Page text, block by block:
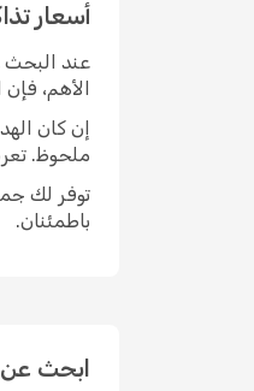
أسعار
عند
الأهم،
إن كان
ملحوظ.
توفر لك
باطمئنان.
ابحث عن